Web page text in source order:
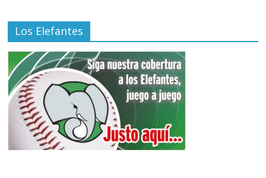
Los Elefantes